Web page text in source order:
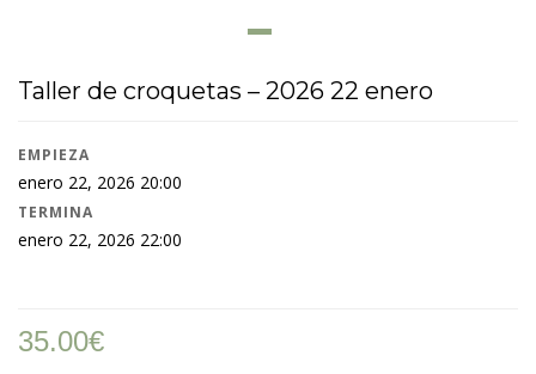
Taller de croquetas – 2026 22 enero
EMPIEZA
enero 22, 2026 20:00
TERMINA
enero 22, 2026 22:00
35.00€